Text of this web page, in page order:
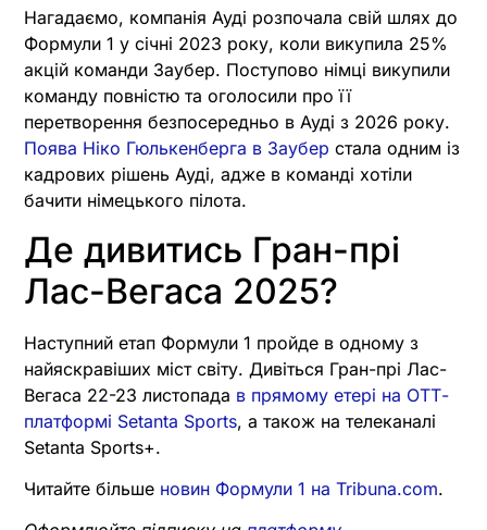
Нагадаємо, компанія Ауді розпочала свій шлях до
Формули 1 у січні 2023 року, коли викупила 25%
акцій команди Заубер. Поступово німці викупили
команду повністю та оголосили про її
перетворення безпосередньо в Ауді з 2026 року.
Поява Ніко Гюлькенберга в Заубер стала одним із
кадрових рішень Ауді, адже в команді хотіли
бачити німецького пілота.
Де дивитись Гран-прі
Лас-Вегаса 2025?
Наступний етап Формули 1 пройде в одному з
найяскравіших міст світу. Дивіться Гран-прі Лас-
Вегаса 22-23 листопада в прямому етері на ОТТ-
платформі Setanta Sports, а також на телеканалі
Setanta Sports+.
Читайте більше новин Формули 1 на Tribuna.com.